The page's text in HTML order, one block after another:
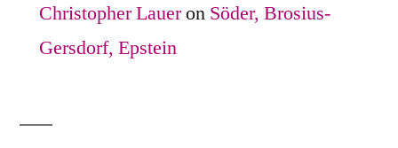
Christopher Laueron Söder, Brosius-
Gersdorf, Epstein